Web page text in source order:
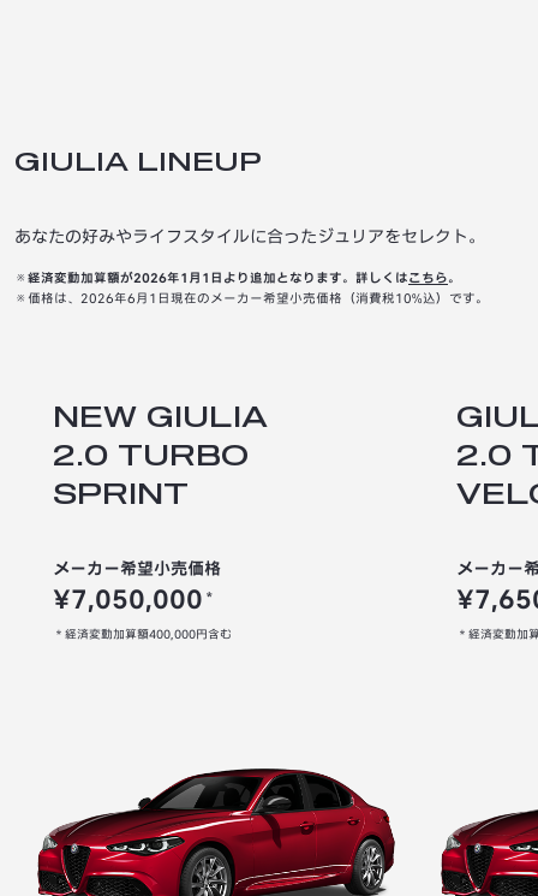
GIULIA LINEUP
あなたの好みやライフスタイルに合ったジュリアをセレクト。
※経済変動加算額が2026年1月1日より追加となります。詳しくはこちら。
※価格は、2026年6月1日現在のメーカー希望小売価格（消費税10%込）です。
NEW GIULIA
2.0 TURBO
SPRINT
メーカー希望小売価格
¥7,050,000 ＊
＊経済変動加算額400,000円含む
2.0
メーカー
＊経済変動加